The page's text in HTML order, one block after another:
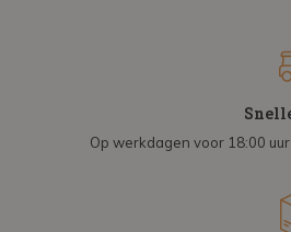
Op werkdagen voor 18:00